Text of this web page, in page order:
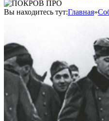
Вы находитесь тут:Главная»